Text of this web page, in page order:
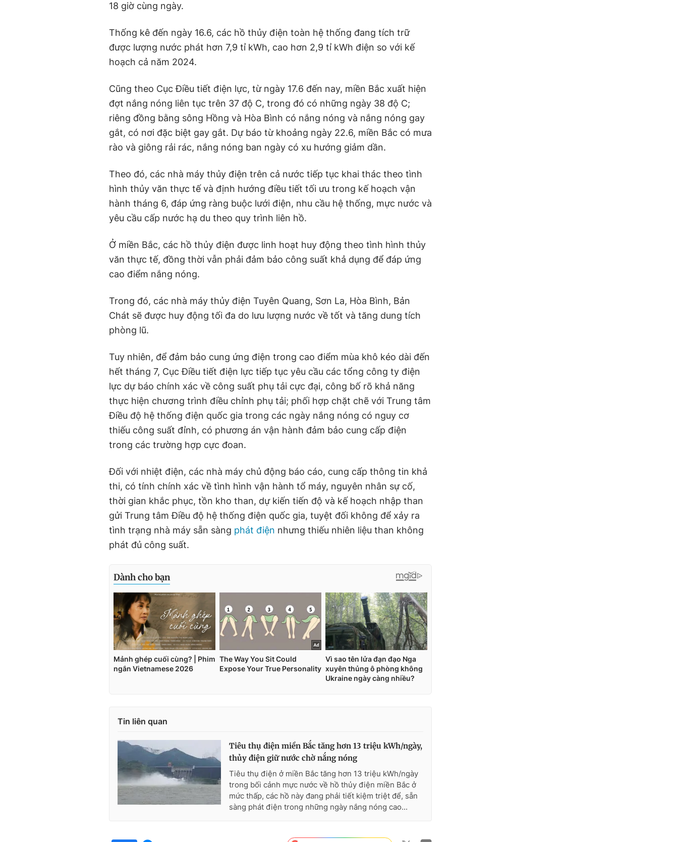
18 giờ cùng ngày.
Thống kê đến ngày 16.6, các hồ thủy điện toàn hệ thống đang tích trữ
được lượng nước phát hơn 7,9 tỉ kWh, cao hơn 2,9 tỉ kWh điện so với kế
hoạch cả năm 2024.
Cũng theo Cục Điều tiết điện lực, từ ngày 17.6 đến nay, miền Bắc xuất hiện
đợt nắng nóng liên tục trên 37 độ C, trong đó có những ngày 38 độ C;
riêng đồng bằng sông Hồng và Hòa Bình có nắng nóng và nắng nóng gay
gắt, có nơi đặc biệt gay gắt. Dự báo từ khoảng ngày 22.6, miền Bắc có mưa
rào và giông rải rác, nắng nóng ban ngày có xu hướng giảm dần.
Theo đó, các nhà máy thủy điện trên cả nước tiếp tục khai thác theo tình
hình thủy văn thực tế và định hướng điều tiết tối ưu trong kế hoạch vận
hành tháng 6, đáp ứng ràng buộc lưới điện, nhu cầu hệ thống, mực nước và
yêu cầu cấp nước hạ du theo quy trình liên hồ.
Ở miền Bắc, các hồ thủy điện được linh hoạt huy động theo tình hình thủy
văn thực tế, đồng thời vẫn phải đảm bảo công suất khả dụng để đáp ứng
cao điểm nắng nóng.
Trong đó, các nhà máy thủy điện Tuyên Quang, Sơn La, Hòa Bình, Bản
Chát sẽ được huy động tối đa do lưu lượng nước về tốt và tăng dung tích
phòng lũ.
Tuy nhiên, để đảm bảo cung ứng điện trong cao điểm mùa khô kéo dài đến
hết tháng 7, Cục Điều tiết điện lực tiếp tục yêu cầu các tổng công ty điện
lực dự báo chính xác về công suất phụ tải cực đại, công bố rõ khả năng
thực hiện chương trình điều chỉnh phụ tải; phối hợp chặt chẽ với Trung tâm
Điều độ hệ thống điện quốc gia trong các ngày nắng nóng có nguy cơ
thiếu công suất đỉnh, có phương án vận hành đảm bảo cung cấp điện
trong các trường hợp cực đoan.
Đối với nhiệt điện, các nhà máy chủ động báo cáo, cung cấp thông tin khả
thi, có tính chính xác về tình hình vận hành tổ máy, nguyên nhân sự cố,
thời gian khắc phục, tồn kho than, dự kiến tiến độ và kế hoạch nhập than
gửi Trung tâm Điều độ hệ thống điện quốc gia, tuyệt đối không để xảy ra
tình trạng nhà máy sẵn sàng phát điện nhưng thiếu nhiên liệu than không
phát đủ công suất.
Tin liên quan
Tiêu thụ điện miền Bắc tăng hơn 13 triệu kWh/ngày,
thủy điện giữ nước chờ nắng nóng
Tiêu thụ điện ở miền Bắc tăng hơn 13 triệu kWh/ngày
trong bối cảnh mực nước về hồ thủy điện miền Bắc ở
mức thấp, các hồ này đang phải tiết kiệm triệt để, sẵn
sàng phát điện trong những ngày nắng nóng cao...